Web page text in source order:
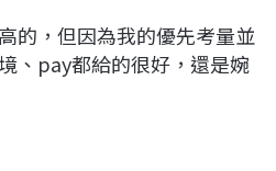
的，但因為我的優先考量並
、pay都給的很好，還是婉